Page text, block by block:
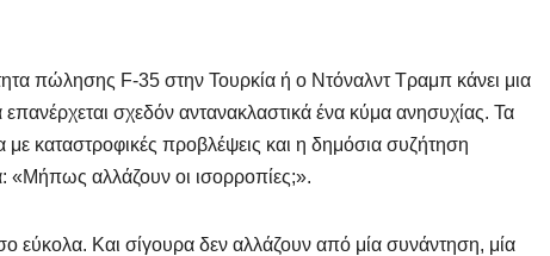
πώλησης F-35 στην Τουρκία ή ο Ντόναλντ Τραμπ κάνει μια
σχεδόν αντανακλαστικά ένα κύμα ανησυχίας. Τα
με καταστροφικές προβλέψεις και η δημόσια συζήτηση
«Μήπως αλλάζουν οι ισορροπίες;».
εύκολα. Και σίγουρα δεν αλλάζουν από μία συνάντηση, μία